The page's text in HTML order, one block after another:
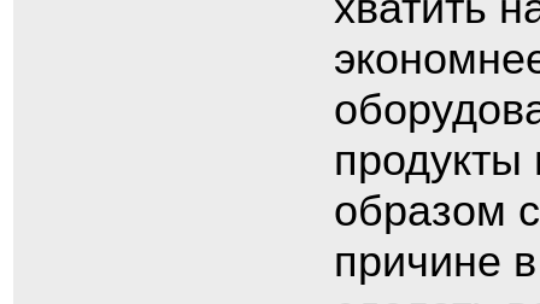
продукты
образом
причине